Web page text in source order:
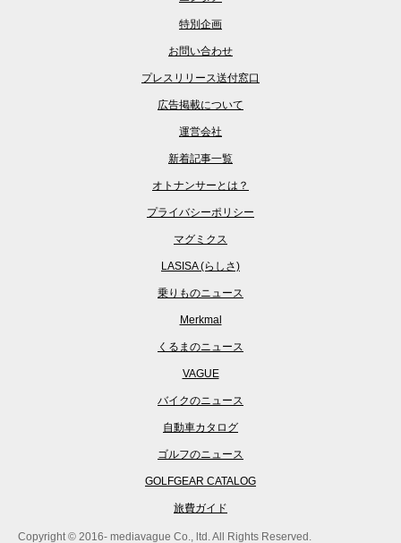
特別企画
お問い合わせ
プレスリリース送付窓口
広告掲載について
運営会社
新着記事一覧
オトナンサーとは？
プライバシーポリシー
マグミクス
LASISA (らしさ)
乗りものニュース
Merkmal
くるまのニュース
VAGUE
バイクのニュース
自動車カタログ
ゴルフのニュース
GOLFGEAR CATALOG
旅費ガイド
Copyright © 2016- mediavague Co., ltd. All Rights Reserved.